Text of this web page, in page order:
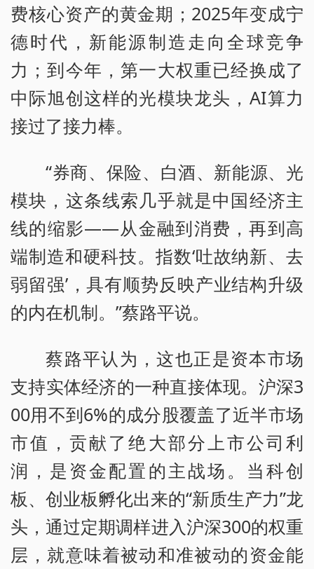
费核心资产的黄金期；2025年变成宁
德时代，新能源制造走向全球竞争
力；到今年，第一大权重已经换成了
中际旭创这样的光模块龙头，AI算力
接过了接力棒。
“券商、保险、白酒、新能源、光
模块，这条线索几乎就是中国经济主
线的缩影——从金融到消费，再到高
端制造和硬科技。指数‘吐故纳新、去
弱留强’，具有顺势反映产业结构升级
的内在机制。”蔡路平说。
蔡路平认为，这也正是资本市场
支持实体经济的一种直接体现。沪深3
00用不到6%的成分股覆盖了近半市场
市值，贡献了绝大部分上市公司利
润，是资金配置的主战场。当科创
板、创业板孵化出来的“新质生产力”龙
头，通过定期调样进入沪深300的权重
层，就意味着被动和准被动的资金能